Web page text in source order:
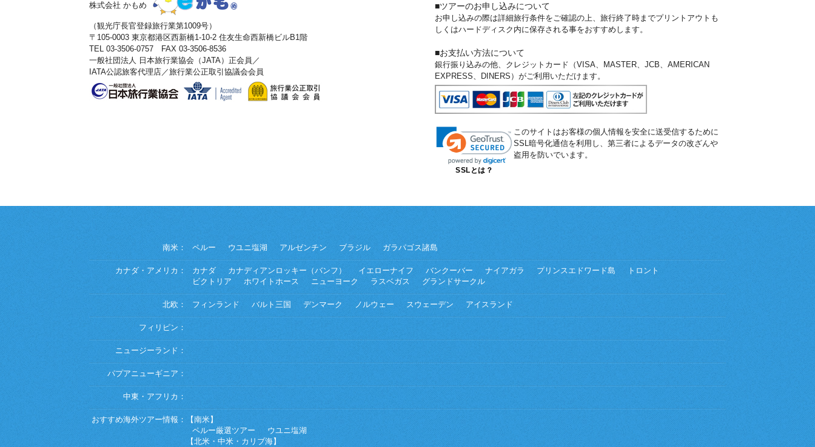
株式会社 かもめ
（観光庁長官登録旅行業第1009号）
〒105-0003 東京都港区西新橋1-10-2 住友生命西新橋ビルB1階
TEL 03-3506-0757 FAX 03-3506-8536
一般社団法人 日本旅行業協会（JATA）正会員／
IATA公認旅客代理店／旅行業公正取引協議会会員
■ツアーのお申し込みについて
お申し込みの際は詳細旅行条件をご確認の上、旅行終了時までプリントアウトも
しくはハードディスク内に保存される事をおすすめします。
■お支払い方法について
銀行振り込みの他、クレジットカード（VISA、MASTER、JCB、AMERICAN
EXPRESS、DINERS）がご利用いただけます。
SSLとは？
このサイトはお客様の個人情報を安全に送受信するために
SSL暗号化通信を利用し、第三者によるデータの改ざんや
盗用を防いでいます。
南米： ペルー ウユニ塩湖 アルゼンチン ブラジル ガラパゴス諸島
カナダ・アメリカ： カナダ カナディアンロッキー（バンフ） イエローナイフ バンクーバー ナイアガラ プリンスエドワード島
トロント
ビクトリア
ホワイトホース ニューヨーク ラスベガス グランドサークル
北欧： フィンランド バルト三国 デンマーク ノルウェー スウェーデン アイスランド
フィリピン：
ニュージーランド：
パプアニューギニア：
中東・アフリカ：
おすすめ海外ツアー情報：
【南米】
ペルー厳選ツアー
ウユニ塩湖
【北米・中米・カリブ海】